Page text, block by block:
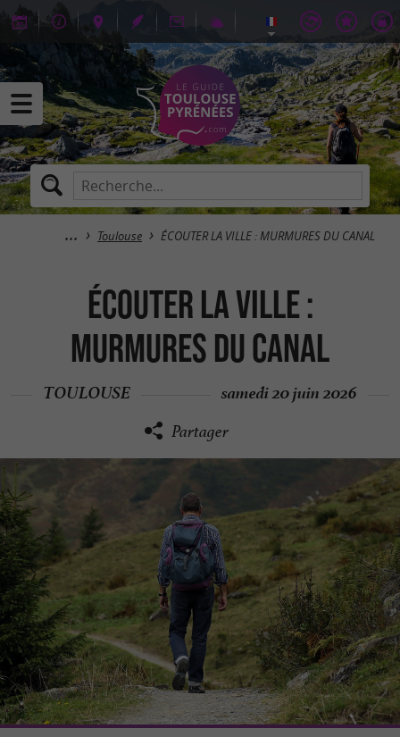
Toulouse ÉCOUTER LA VILLE : MURMURES DU CANAL
ÉCOUTER LA VILLE :
MURMURES DU CANAL
TOULOUSE samedi 20 juin 2026
Partager